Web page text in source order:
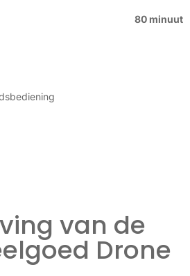
80 minuut
van de
Drone